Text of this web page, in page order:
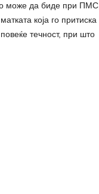
може да биде при ПМС,
која го притиска
течност, при што